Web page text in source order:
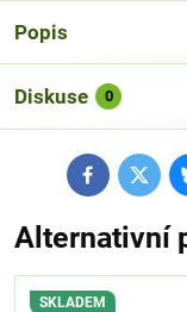
Popis
Diskuse 0
Facebook
Alternativní
SKLADEM